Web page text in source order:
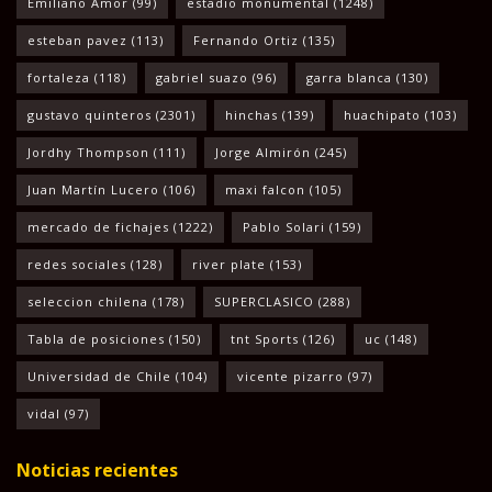
esteban pavez (113) Fernando Ortiz (135)
fortaleza (118) gabriel suazo (96) garra blanca (130)
gustavo quinteros (2301) hinchas (139) huachipato (103)
Jordhy Thompson (111) Jorge Almirón (245)
Juan Martín Lucero (106) maxi falcon (105)
mercado de fichajes (1222) Pablo Solari (159)
redes sociales (128) river plate (153)
seleccion chilena (178) SUPERCLASICO (288)
Tabla de posiciones (150) tnt Sports (126) uc (148)
Universidad de Chile (104) vicente pizarro (97)
vidal (97)
Noticias recientes